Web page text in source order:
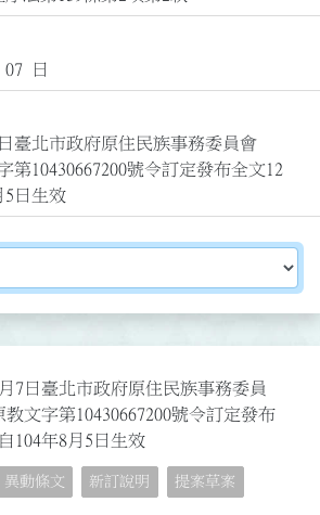
日
臺北市政府原住民族事務委員會
第10430667200號令訂定發布全文12
5日生效
容
7日臺北市政府原住民族事務委員
文字第10430667200號令訂定發布
104年8月5日生效
異動條文 新訂說明 提案草案